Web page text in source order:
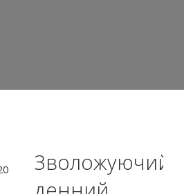
Зволожуючий